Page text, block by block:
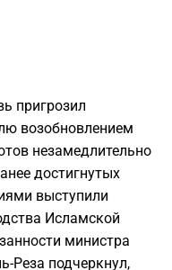
пригрозил
возобновлением
незамедлительно
достигнутых
выступили
Исламской
министра
Реза подчеркнул,